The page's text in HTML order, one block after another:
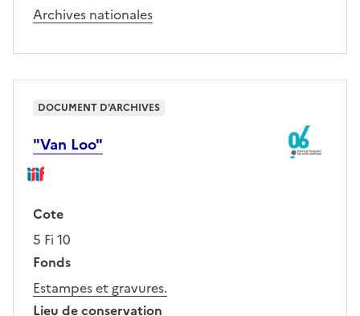
Archives nationales
"Van Loo"
Cote
5 Fi 10
Fonds
Estampes et gravures.
Lieu de conservation
DOCUMENT D'ARCHIVES